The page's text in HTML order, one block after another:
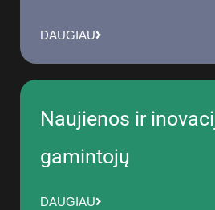
DAUGIAU
Naujienos ir
gamintojų
DAUGIAU